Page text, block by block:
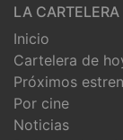
LA CARTELERA
Inicio
Cartelera de
Próximos
Por cine
Noticias